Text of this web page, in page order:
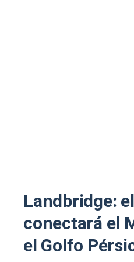
Landbridge:
conectará el
el Golfo